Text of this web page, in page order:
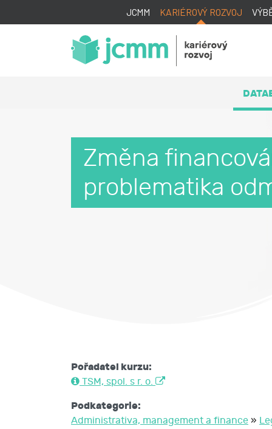
JCMM KARIÉROVÝ ROZVOJ
Změna
problematika
Pořadatel kurzu:
TSM, spol. s r. o.
Podkategorie:
Administrativa, management a finance »